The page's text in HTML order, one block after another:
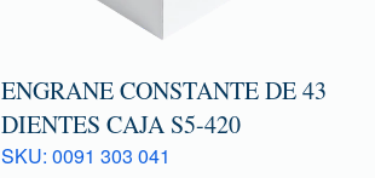
ENGRANE CONSTANTE DE 43
DIENTES CAJA S5-420
SKU: 0091 303 041